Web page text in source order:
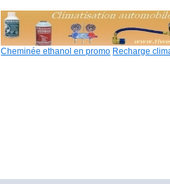
Cheminée ethanol en promo Recharge